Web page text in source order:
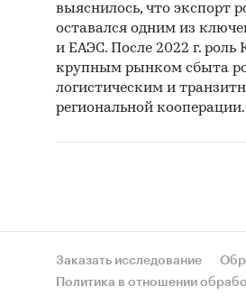
выяснилось, что экспорт
оставался одним из
и ЕАЭС. После 2022 г. роль
крупным рынком сбыта
логистическим и
региональной кооперации.
Заказать исследование
Политика в отношении